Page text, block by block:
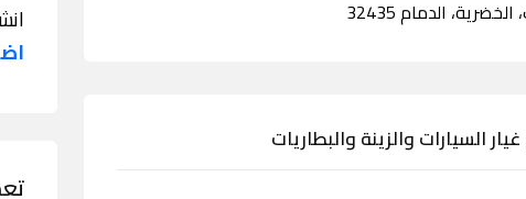
السيارات والزينة والبطاريات